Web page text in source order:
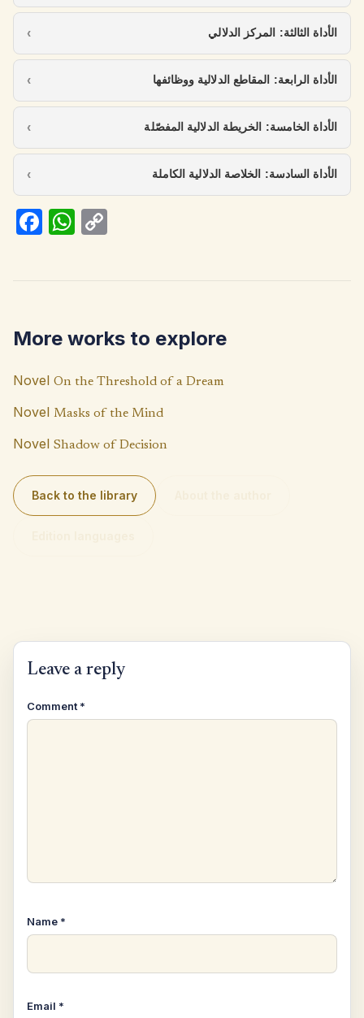
الأداة الثالثة: المركز الدلالي
الأداة الرابعة: المقاطع الدلالية ووظائفها
الأداة الخامسة: الخريطة الدلالية المفصّلة
الأداة السادسة: الخلاصة الدلالية الكاملة
Fa
k
W
p
p
Li
n
k
More works to explore
Novel On the Threshold of a Dream
Novel Masks of the Mind
Novel Shadow of Decision
Back to the library
Leave a reply
Comment *
Name *
Email *